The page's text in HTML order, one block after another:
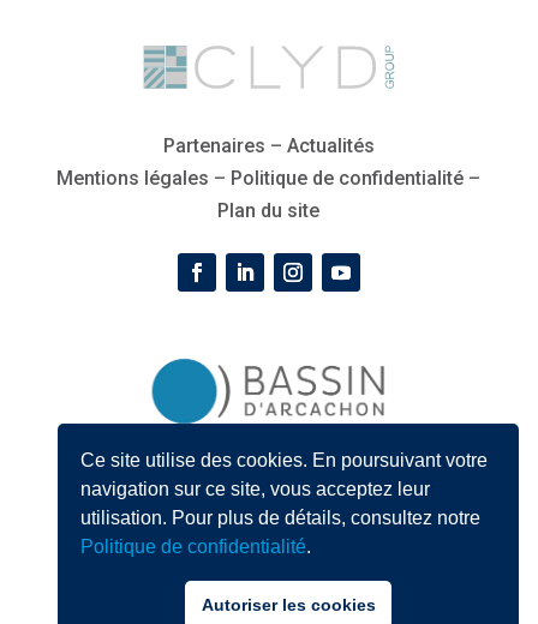
Ce site utilise des cookies. En poursuivant votre
navigation sur ce site, vous acceptez leur
utilisation. Pour plus de détails, consultez notre
Politique de confidentialité.
Autoriser les cookies
Partenaires – Actualités
Mentions légales – Politique de confidentialité –
Plan du site
« Les partenaires qui gravent les initiales B’A affichent
leur fierté d’appartenance mais surtout leur
engagement pour le Bassin d’Arcachon »
Site réalisé parIzeecom